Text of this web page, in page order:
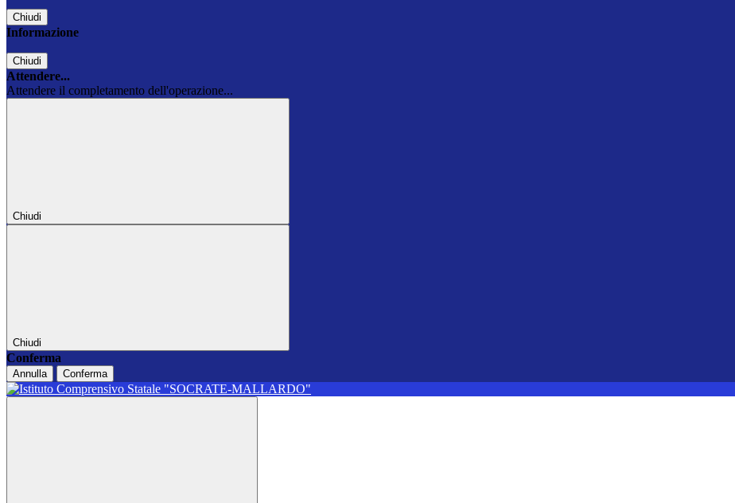
Chiudi
Informazione
Chiudi
Attendere...
Attendere il completamento dell'operazione...
Chiudi
Chiudi
Conferma
Annulla Conferma